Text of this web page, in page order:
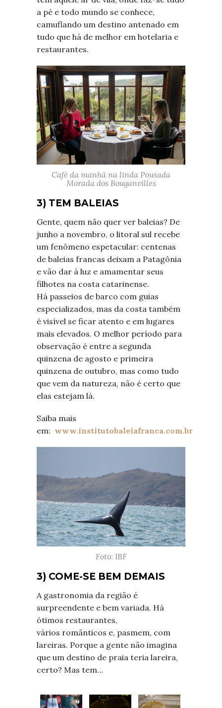
a pé e todo mundo se conhece,
camuflando um destino antenado em
tudo que há de melhor em hotelaria e
restaurantes.
Café da manhã na linda Pousada
Morada dos Bouganvilles
3) TEM BALEIAS
Gente, quem não quer ver baleias? De
junho a novembro, o litoral sul recebe
um fenômeno espetacular: centenas
de baleias francas deixam a Patagônia
e vão dar à luz e amamentar seus
filhotes na costa catarinense.
Há passeios de barco com guias
especializados, mas da costa também
é visível se ficar atento e em lugares
mais elevados. O melhor período para
observação é entre a segunda
quinzena de agosto e primeira
quinzena de outubro, mas como tudo
que vem da natureza, não é certo que
elas estejam lá.
Saiba mais
em: www.institutobaleiafranca.com.br
Foto: IBF
3) COME-SE BEM DEMAIS
A gastronomia da região é
surpreendente e bem variada. Há
ótimos restaurantes,
vários românticos e, pasmem, com
lareiras. Porque a gente não imagina
que um destino de praia teria lareira,
certo? Mas tem…